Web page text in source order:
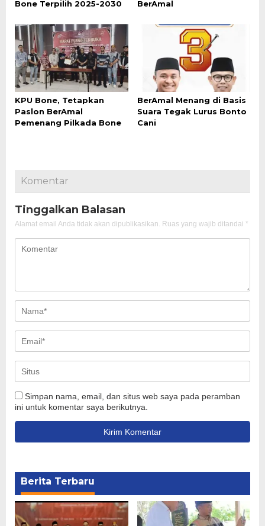
Bone Terpilih 2025-2030 BerAmal
KPU Bone, Tetapkan
Paslon BerAmal
Pemenang Pilkada Bone
BerAmal Menang di Basis
Suara Tegak Lurus Bonto
Cani
Komentar
Tinggalkan Balasan
Alamat email Anda tidak akan dipublikasikan. Ruas yang wajib ditandai *
Simpan nama, email, dan situs web saya pada peramban
ini untuk komentar saya berikutnya.
Berita Terbaru